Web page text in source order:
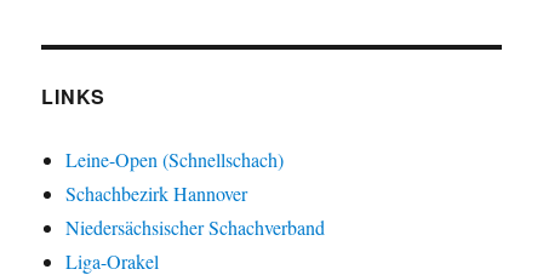
LINKS
Leine-Open (Schnellschach)
Schachbezirk Hannover
Niedersächsischer Schachverband
Liga-Orakel